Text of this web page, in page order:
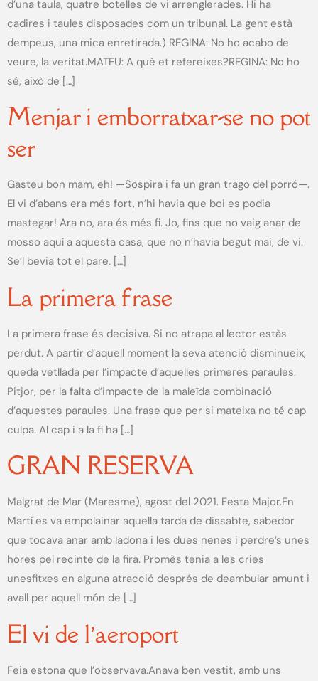
d’una taula, quatre botelles de vi arrenglerades. Hi ha
cadires i taules disposades com un tribunal. La gent està
dempeus, una mica enretirada.) REGINA: No ho acabo de
veure, la veritat.MATEU: A què et refereixes?REGINA: No ho
sé, això de […]
Menjar i emborratxar-se no pot
ser
Gasteu bon mam, eh! —Sospira i fa un gran trago del porró—.
El vi d’abans era més fort, n’hi havia que boi es podia
mastegar! Ara no, ara és més fi. Jo, fins que no vaig anar de
mosso aquí a aquesta casa, que no n’havia begut mai, de vi.
Se’l bevia tot el pare. […]
La primera frase
La primera frase és decisiva. Si no atrapa al lector estàs
perdut. A partir d’aquell moment la seva atenció disminueix,
queda vetllada per l’impacte d’aquelles primeres paraules.
Pitjor, per la falta d’impacte de la maleïda combinació
d’aquestes paraules. Una frase que per si mateixa no té cap
culpa. Al cap i a la fi ha […]
GRAN RESERVA
Malgrat de Mar (Maresme), agost del 2021. Festa Major.En
Martí es va empolainar aquella tarda de dissabte, sabedor
que tocava anar amb ladona i les dues nenes i perdre’s unes
hores pel recinte de la fira. Promès tenia a les cries
unesfitxes en alguna atracció després de deambular amunt i
avall per aquell món de […]
El vi de l’aeroport
Feia estona que l’observava.Anava ben vestit, amb uns